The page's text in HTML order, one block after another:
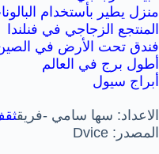
منزل يطير بأستخدام
المنتجع الزجاجي في فنلندا
فندق تحت الأرض في
أطول برج في العالم
أبراج سيول
الاعداد: سها سامي -فريق
المصدر: Dvice